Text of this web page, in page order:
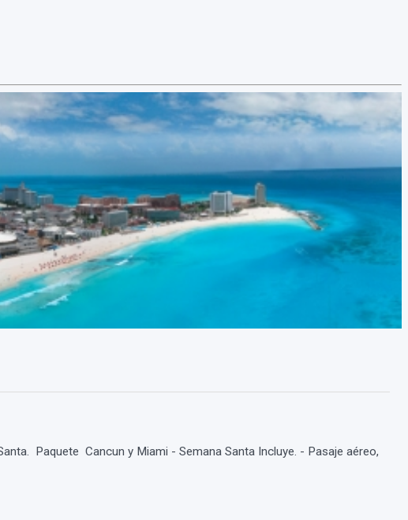
Paquete Cancun y Miami - Semana Santa Incluye. - Pasaje aéreo,